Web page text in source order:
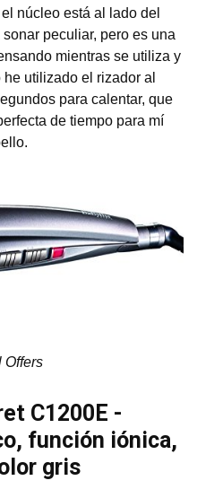
núcleo está al lado del
peculiar, pero es una
mientras se utiliza y
utilizado el rizador al
para calentar, que
de tiempo para mí
Offers
C1200E -
función iónica,
gris